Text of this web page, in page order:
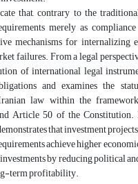
that, contrary to the
merely as
mechanisms for internalizing
failures. From a legal
of international legal
and examines the
law within the
Article 50 of the Constitution.
that investment
achieve higher
by reducing political
term profitability.